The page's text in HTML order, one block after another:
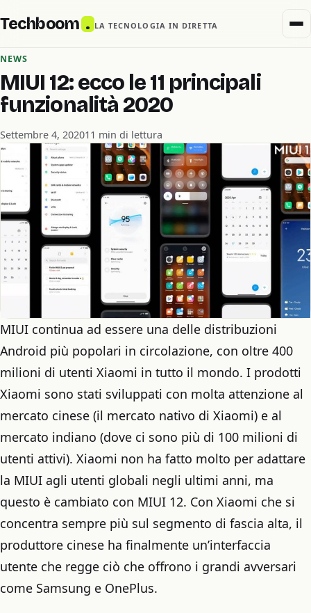
Techboom . LA TECNOLOGIA IN DIRETTA
NEWS
MIUI 12: ecco le 11 principali
funzionalità 2020
Settembre 4, 202011 min di lettura
MIUI continua ad essere una delle distribuzioni
Android più popolari in circolazione, con oltre 400
milioni di utenti Xiaomi in tutto il mondo. I prodotti
Xiaomi sono stati sviluppati con molta attenzione al
mercato cinese (il mercato nativo di Xiaomi) e al
mercato indiano (dove ci sono più di 100 milioni di
utenti attivi). Xiaomi non ha fatto molto per adattare
la MIUI agli utenti globali negli ultimi anni, ma
questo è cambiato con MIUI 12. Con Xiaomi che si
concentra sempre più sul segmento di fascia alta, il
produttore cinese ha finalmente un’interfaccia
utente che regge ciò che offrono i grandi avversari
come Samsung e OnePlus.